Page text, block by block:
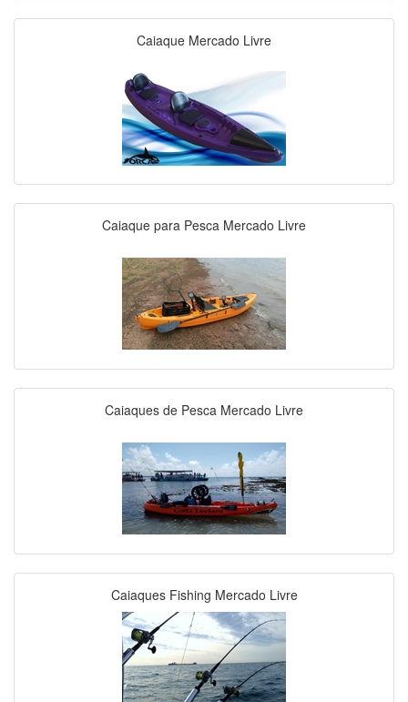
Caiaque Mercado Livre
Caiaque para Pesca Mercado Livre
Caiaques de Pesca Mercado Livre
Caiaques Fishing Mercado Livre